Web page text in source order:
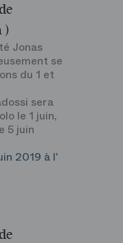
)
Jonas
se
du 1 et
sera
le 1 juin,
5 juin
2019 à l'